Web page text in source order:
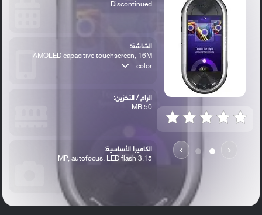
‹
›
Discontinued
الشاشة:
AMOLED capacitive touchscreen, 16M
color...
الرام / التخزين:
50 MB
الكاميرا الأساسية:
3.15 MP, autofocus, LED flash